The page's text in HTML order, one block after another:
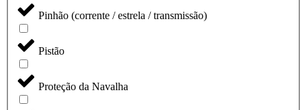
Pinhão (corrente / estrela / transmissão)
Pistão
Proteção da Navalha